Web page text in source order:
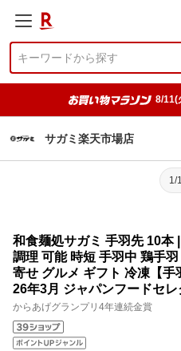
8/11(
サガミ楽天市場店
1/
和食麺処サガミ 手羽先 10本
調理 可能 時短 手羽中 鶏手
寄せ グルメ ギフト 冷凍【
26年3月 ジャパンフードセレ
からあげグランプリ4年連続金賞